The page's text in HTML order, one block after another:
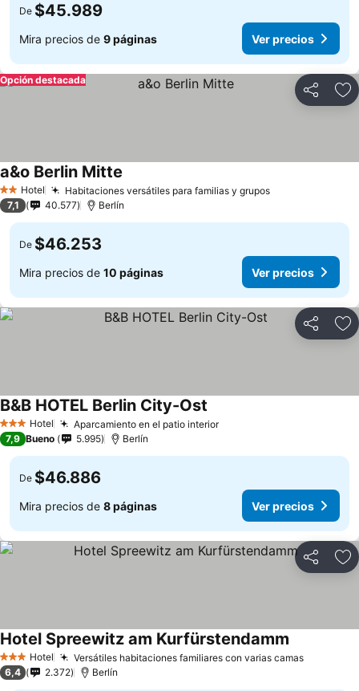
De $45.989
Mira precios de 9 páginas Ver precios
Compartir
Opción destacada
2 Estrellas
Hotel Habitaciones versátiles para familias y grupos
a&o Berlin Mitte
7,1 40.577 Berlín
De $46.253
Mira precios de 10 páginas Ver precios
Compartir
3 Estrellas
Hotel Aparcamiento en el patio interior
B&B HOTEL Berlin City-Ost
7,9 Bueno 5.995 Berlín
De $46.886
Mira precios de 8 páginas Ver precios
Compartir
3 Estrellas
Hotel Versátiles habitaciones familiares con varias camas
Hotel Spreewitz am Kurfürstendamm
6,4 2.372 Berlín